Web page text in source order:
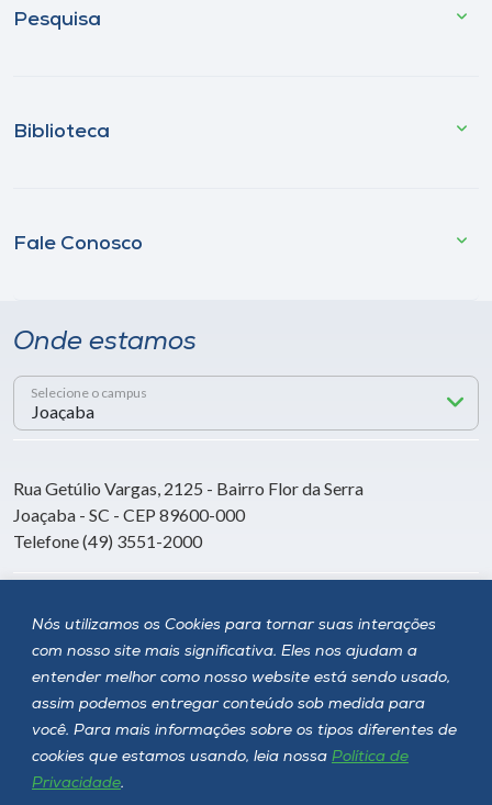
Nós utilizamos os Cookies para tornar suas interações
com nosso site mais significativa. Eles nos ajudam a
entender melhor como nosso website está sendo usado,
assim podemos entregar conteúdo sob medida para
você. Para mais informações sobre os tipos diferentes de
cookies que estamos usando, leia nossa Política de
Privacidade.
Pesquisa
Biblioteca
Fale Conosco
Onde estamos
Selecione o campus
Rua Getúlio Vargas, 2125 - Bairro Flor da Serra
Joaçaba - SC - CEP 89600-000
Telefone (49) 3551-2000
Siga a Unoesc